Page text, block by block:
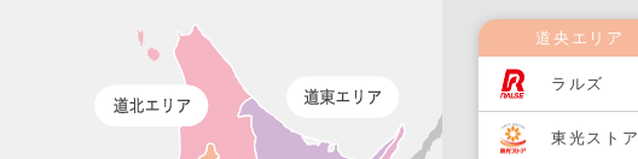
道央エリア
ラルズ
東光ストア